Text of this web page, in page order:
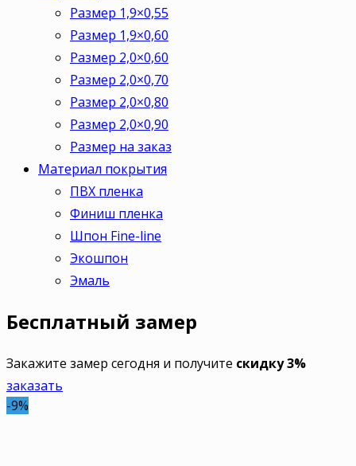
Размер 1,9×0,55
Размер 1,9×0,60
Размер 2,0×0,60
Размер 2,0×0,70
Размер 2,0×0,80
Размер 2,0×0,90
Размер на заказ
Материал покрытия
ПВХ пленка
Финиш пленка
Шпон Fine-line
Экошпон
Эмаль
Бесплатный замер
Закажите замер сегодня и получите скидку 3%
заказать
-9%